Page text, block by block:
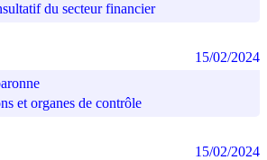
du secteur financier
et organes de contrôle
15/02/2024
15/02/2024